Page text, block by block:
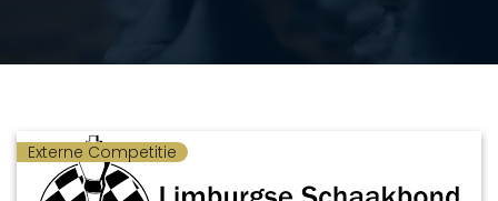
Externe Competitie